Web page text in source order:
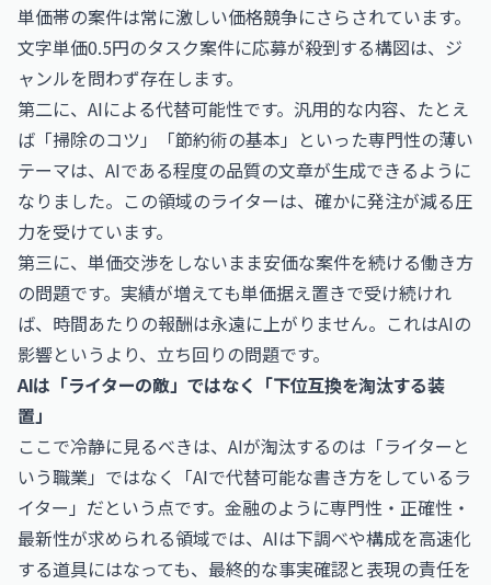
単価帯の案件は常に激しい価格競争にさらされています。
文字単価0.5円のタスク案件に応募が殺到する構図は、ジ
ャンルを問わず存在します。
第二に、AIによる代替可能性です。汎用的な内容、たとえ
ば「掃除のコツ」「節約術の基本」といった専門性の薄い
テーマは、AIである程度の品質の文章が生成できるように
なりました。この領域のライターは、確かに発注が減る圧
力を受けています。
第三に、単価交渉をしないまま安価な案件を続ける働き方
の問題です。実績が増えても単価据え置きで受け続けれ
ば、時間あたりの報酬は永遠に上がりません。これはAIの
影響というより、立ち回りの問題です。
AIは「ライターの敵」ではなく「下位互換を淘汰する装
置」
ここで冷静に見るべきは、AIが淘汰するのは「ライターと
いう職業」ではなく「AIで代替可能な書き方をしているラ
イター」だという点です。金融のように専門性・正確性・
最新性が求められる領域では、AIは下調べや構成を高速化
する道具にはなっても、最終的な事実確認と表現の責任を